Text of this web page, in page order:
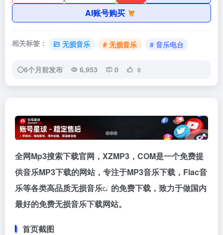
AI账号购买
相关标签： 无损音乐 # 无损音乐 # 音乐电台
6个月前发布 6,953 0 0
全网Mp3搜索下载官网，XZMP3，COM是一个免费提
供音乐MP3下载的网站，专注于MP3音乐下载，Flac音
乐等各类高品质无损音乐
的免费下载，致力于做国内
最好的免费无损音乐下载网站。
首页截图